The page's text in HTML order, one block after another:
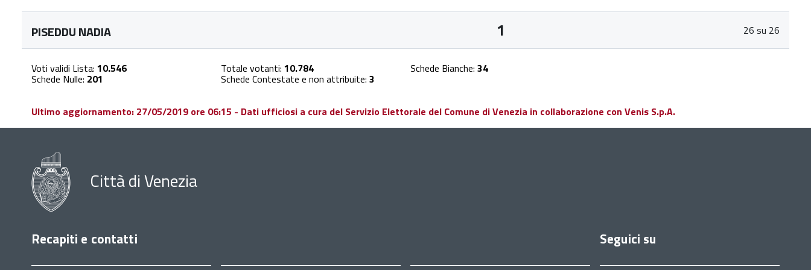
PISEDDU NADIA 1 26 su 26
Voti validi Lista: 10.546 Totale votanti: 10.784 Schede Bianche: 34
Schede Nulle: 201 Schede Contestate e non attribuite: 3
Ultimo aggiornamento: 27/05/2019 ore 06:15 - Dati ufficiosi a cura del Servizio Elettorale del Comune di Venezia in collaborazione con Venis S.p.A.
Città di Venezia
Recapiti e contatti Seguici su